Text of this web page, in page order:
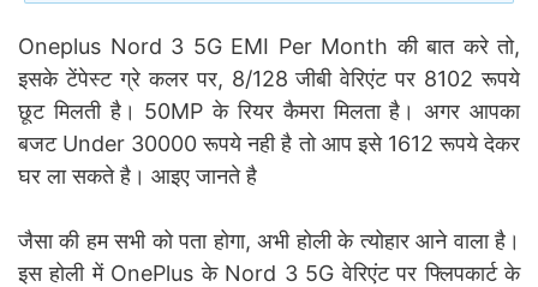
Oneplus Nord 3 5G EMI Per Month की बात करे तो,
इसके टेंपेस्ट ग्रे कलर पर, 8/128 जीबी वेरिएंट पर 8102 रूपये
छूट मिलती है। 50MP के रियर कैमरा मिलता है। अगर आपका
बजट Under 30000 रूपये नही है तो आप इसे 1612 रूपये देकर
घर ला सकते है। आइए जानते है
जैसा की हम सभी को पता होगा, अभी होली के त्योहार आने वाला है।
इस होली में OnePlus के Nord 3 5G वेरिएंट पर फ्लिपकार्ट के